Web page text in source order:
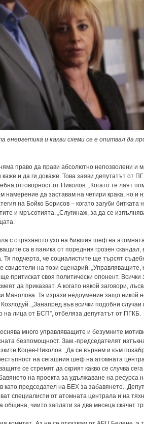
енергетика и какви схеми се е опитвал да
право да прави абсолютно непозволени и
и да ги докаже. Това заяви депутатът от
отговорност от Николов. „Когато те лаят
намерение да заставам на четири крака, но и
на Бойко Борисов – когато загуби битката
и мръсотията. „Слугинаж, за да се
с отрязаното ухо на бившия шеф на
са в паника от поредния грозен скандал,
подчерта, че социалистите ще търсят
на този сценарий. „Управляващите,
притискат своя политически опонент. Всички
да приказват. А когато някой заговори,
Манолова. Тя изрази недоумение защо никой
„Занапред във всички подобни
на лица от БСП”, отбеляза депутатът от ПГКБ.
много управляващите и безумните
безпомощност. Зам.-председателят
Коцев-Николов. „Да се върнем и към
на сегашния шеф на атомната
се стремят да скрият какво се случва сега
на проекта за удължаване на ресурса
като председател на БЕХ за забавянето.
специалисти от атомната централа и на
чиито заплати за два месеца скачат